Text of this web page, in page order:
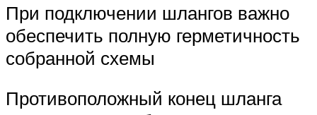
При подключении шлангов важно
обеспечить полную герметичность
собранной схемы
Противоположный конец шланга